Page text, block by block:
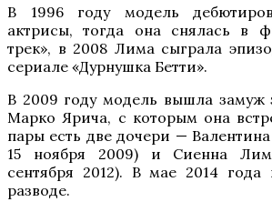
В 1996 году модель
актрисы, тогда она снялась в
трек», в 2008 Лима сыграла
сериале «Дурнушка Бетти».
В 2009 году модель вышла замуж
Марко Ярича, с которым она
пары есть две дочери —
15 ноября 2009) и Сиенна
сентября 2012). В мае 2014 года
разводе.